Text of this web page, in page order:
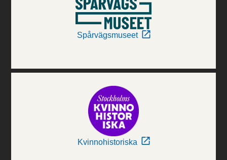
Spårvägsmuseet
Kvinnohistoriska